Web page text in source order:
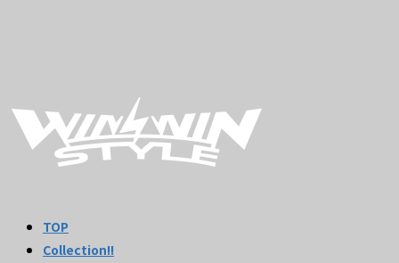
TOP
Collection!!